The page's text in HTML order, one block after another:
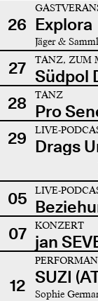
26 Explora
Jäger &
27 TANZ, ZUM
Südpol
28
TANZ
Pro
29
LIVE-
Drags
05 LIVE-
07
KONZERT
jan
12 SUZI
Sophie